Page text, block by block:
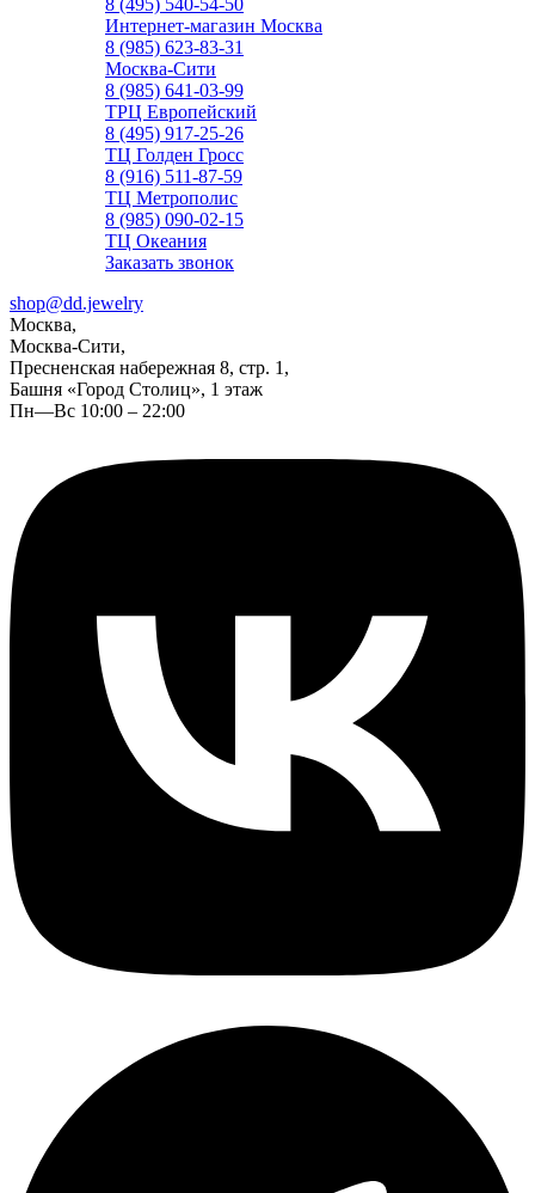
8 (495) 540-54-50
Интернет-магазин Москва
8 (985) 623-83-31
Москва-Сити
8 (985) 641-03-99
ТРЦ Европейский
8 (495) 917-25-26
ТЦ Голден Гросс
8 (916) 511-87-59
ТЦ Метрополис
8 (985) 090-02-15
ТЦ Океания
Заказать звонок
shop@dd.jewelry
Москва,
Москва-Сити,
Пресненская набережная 8, стр. 1,
Башня «Город Столиц», 1 этаж
Пн—Вс 10:00 – 22:00